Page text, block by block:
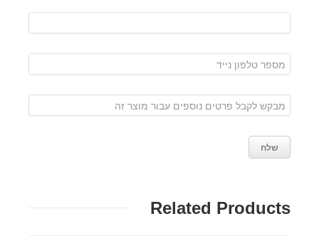
Related Products